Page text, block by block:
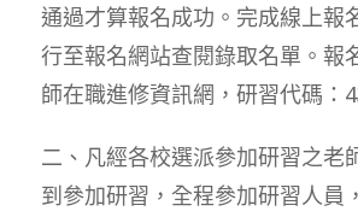
通過才算報名成功。完成線上報
行至報名網站查閱錄取名單。報
師在職進修資訊網，研習代碼：
二、凡經各校選派參加研習之老
到參加研習，全程參加研習人員